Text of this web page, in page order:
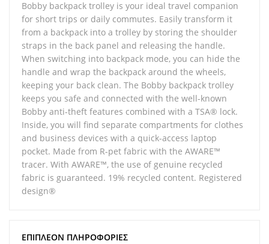
Bobby backpack trolley is your ideal travel companion
for short trips or daily commutes. Easily transform it
from a backpack into a trolley by storing the shoulder
straps in the back panel and releasing the handle.
When switching into backpack mode, you can hide the
handle and wrap the backpack around the wheels,
keeping your back clean. The Bobby backpack trolley
keeps you safe and connected with the well-known
Bobby anti-theft features combined with a TSA® lock.
Inside, you will find separate compartments for clothes
and business devices with a quick-access laptop
pocket. Made from R-pet fabric with the AWARE™
tracer. With AWARE™, the use of genuine recycled
fabric is guaranteed. 19% recycled content. Registered
design®
ΕΠΙΠΛΈΟΝ ΠΛΗΡΟΦΟΡΊΕΣ